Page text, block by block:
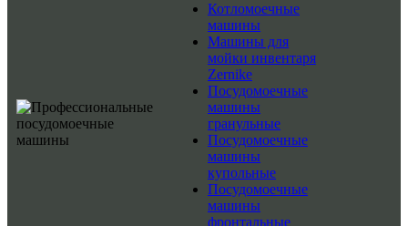
Котломоечные
машины
Машины для
мойки инвентаря
Zernike
Посудомоечные
машины
гранульные
Посудомоечные
машины
купольные
Посудомоечные
машины
фронтальные